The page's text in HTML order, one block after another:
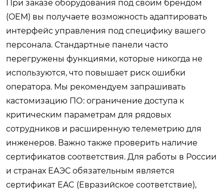
При заказе оборудования под своим брендом
(OEM) вы получаете возможность адаптировать
интерфейс управления под специфику вашего
персонала. Стандартные панели часто
перегружены функциями, которые никогда не
используются, что повышает риск ошибки
оператора. Мы рекомендуем запрашивать
кастомизацию ПО: ограничение доступа к
критическим параметрам для рядовых
сотрудников и расширенную телеметрию для
инженеров. Важно также проверить наличие
сертификатов соответствия. Для работы в России
и странах ЕАЭС обязательным является
сертификат EAC (Евразийское соответствие),